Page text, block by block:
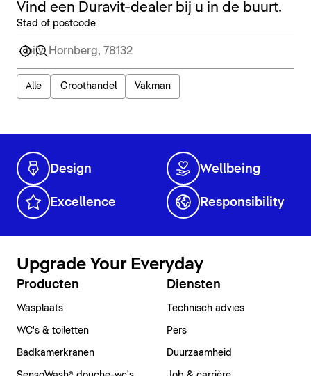
Vind een Duravit-dealer bij u in de buurt.
Stad of postcode
Alle Groothandel Vakman
Design Wellbeing
Excellence Responsibility
Upgrade Your Everyday
Producten
Wasplaats
WC's & toiletten
Badkamerkranen
Diensten
Technisch advies
Pers
Duurzaamheid